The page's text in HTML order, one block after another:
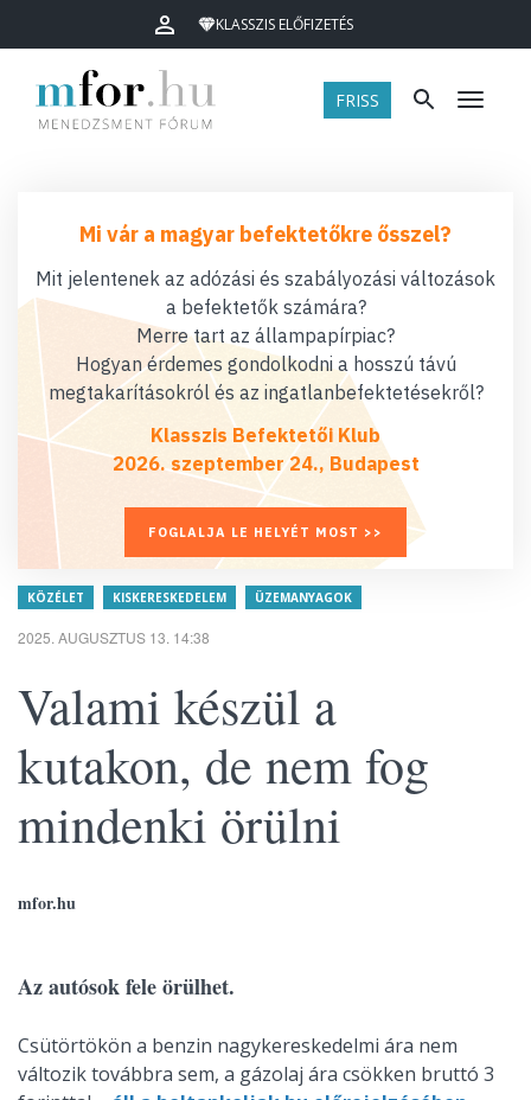
KLASSZIS ELŐFIZETÉS
FRISS Menü
Mi vár a magyar befektetőkre ősszel?
Mit jelentenek az adózási és szabályozási változások
a befektetők számára?
Merre tart az állampapírpiac?
Hogyan érdemes gondolkodni a hosszú távú
megtakarításokról és az ingatlanbefektetésekről?
Klasszis Befektetői Klub
2026. szeptember 24., Budapest
FOGLALJA LE HELYÉT MOST >>
KÖZÉLET KISKERESKEDELEM ÜZEMANYAGOK
2025. AUGUSZTUS 13. 14:38
Valami készül a
kutakon, de nem fog
mindenki örülni
mfor.hu
Az autósok fele örülhet.
Csütörtökön a benzin nagykereskedelmi ára nem
változik továbbra sem, a gázolaj ára csökken bruttó 3